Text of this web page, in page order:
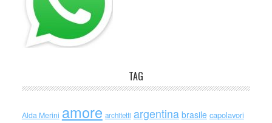
TAG
Alda Merini amore architetti argentina brasile capolavori